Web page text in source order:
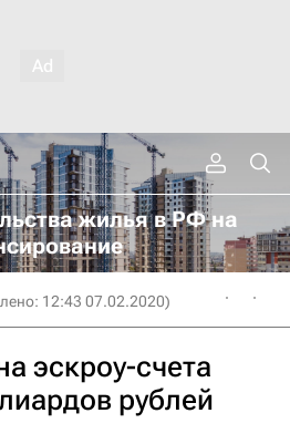
жилья в РФ на
12:43 07.02.2020)
эскроу-счета
рублей